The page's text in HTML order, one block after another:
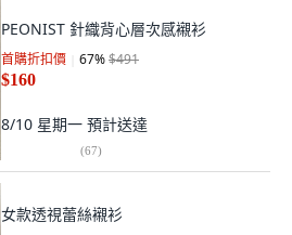
PEONIST 針織背心層次感襯衫
首購折扣價 67%$491
$160
8/10 星期一 預計送達
(67)
女款透視蕾絲襯衫